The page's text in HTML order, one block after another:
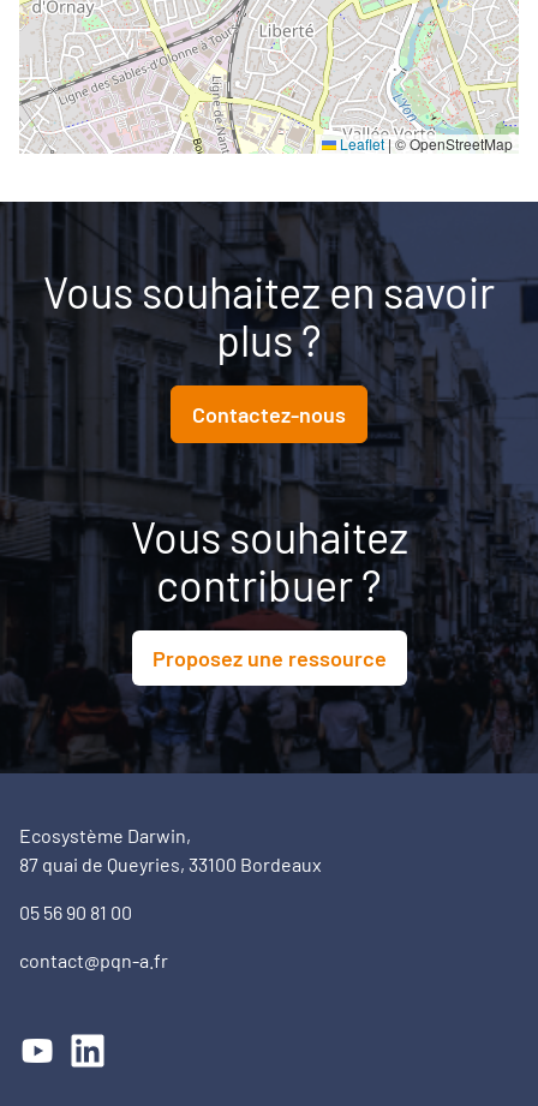
Leaflet | © OpenStreetMap
Vous souhaitez en savoir
plus ?
Contactez-nous
Vous souhaitez
contribuer ?
Proposez une ressource
Ecosystème Darwin,
87 quai de Queyries, 33100 Bordeaux
05 56 90 81 00
contact@pqn-a.fr